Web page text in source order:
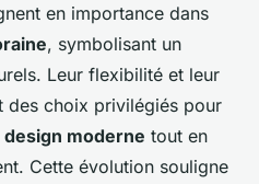
en importance dans
, symbolisant un
Leur flexibilité et leur
des choix privilégiés pour
design moderne tout en
Cette évolution souligne